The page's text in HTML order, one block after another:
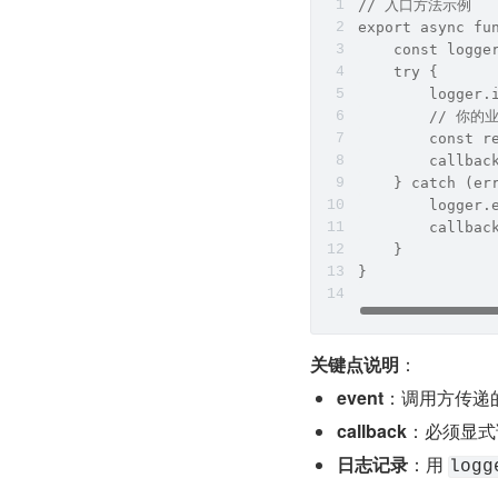
// 入口方法示例
export async
const
    try {
// 你的业
const
} catch
    }
}
​关键点说明​ ​：
​event​ ：调用方传
​callback​ ：必须显
​日志记录​ ​：用